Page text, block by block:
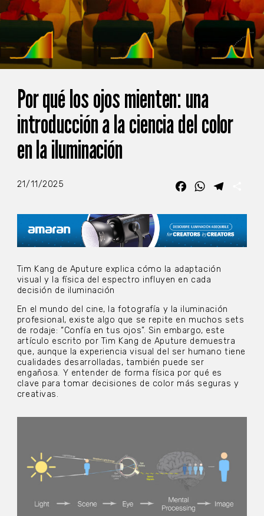
Por qué los ojos mienten: una
introducción a la ciencia del color
en la iluminación
21/11/2025 FacebookWhatsApp
Tim Kang de Aputure explica cómo la adaptación
visual y la física del espectro influyen en cada
decisión de iluminación
En el mundo del cine, la fotografía y la iluminación
profesional, existe algo que se repite en muchos sets
de rodaje: “Confía en tus ojos”. Sin embargo, este
artículo escrito por Tim Kang de Aputure demuestra
que, aunque la experiencia visual del ser humano tiene
cualidades desarrolladas, también puede ser
engañosa. Y entender de forma física por qué es
clave para tomar decisiones de color más seguras y
creativas.